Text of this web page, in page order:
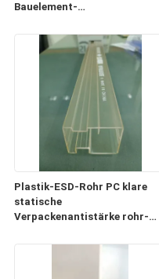
Bauelement-
Plastik-ESD-Rohr PC klare
statische
Verpackenantistärke rohr-